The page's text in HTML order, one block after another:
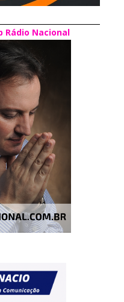
Rádio Nacional